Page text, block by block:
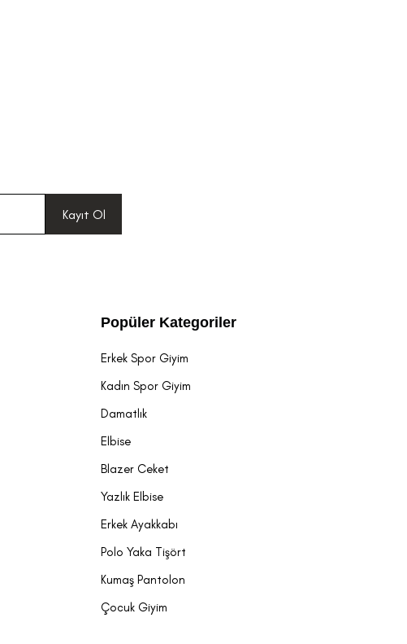
Kayıt Ol
Popüler Kategoriler
Erkek Spor Giyim
Kadın Spor Giyim
Damatlık
Elbise
Blazer Ceket
Yazlık Elbise
Erkek Ayakkabı
Polo Yaka Tişört
Kumaş Pantolon
Çocuk Giyim